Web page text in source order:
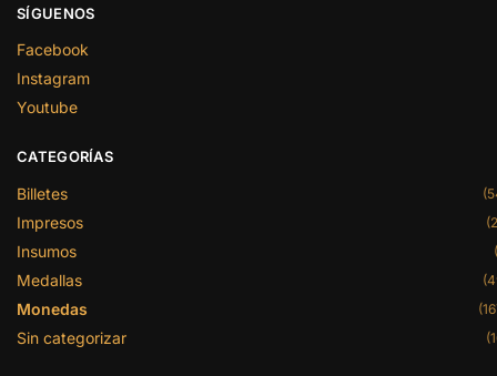
SÍGUENOS
Facebook
Instagram
Youtube
CATEGORÍAS
Billetes
Impresos
Insumos
Medallas
Monedas
Sin categorizar